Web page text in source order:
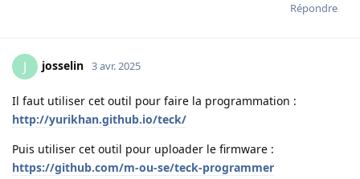
Répondre
J josselin 3 avr. 2025
Il faut utiliser cet outil pour faire la programmation :
http://yurikhan.github.io/teck/
Puis utiliser cet outil pour uploader le firmware :
https://github.com/m-ou-se/teck-programmer